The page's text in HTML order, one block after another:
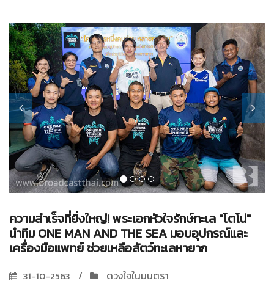
ความสำเร็จที่ยิ่งใหญ่! พระเอกหัวใจรักษ์ทะเล "โตโน่"
นำทีม ONE MAN AND THE SEA มอบอุปกรณ์และ
เครื่องมือแพทย์ ช่วยเหลือสัตว์ทะเลหายาก
31-10-2563
ดวงใจในมนตรา